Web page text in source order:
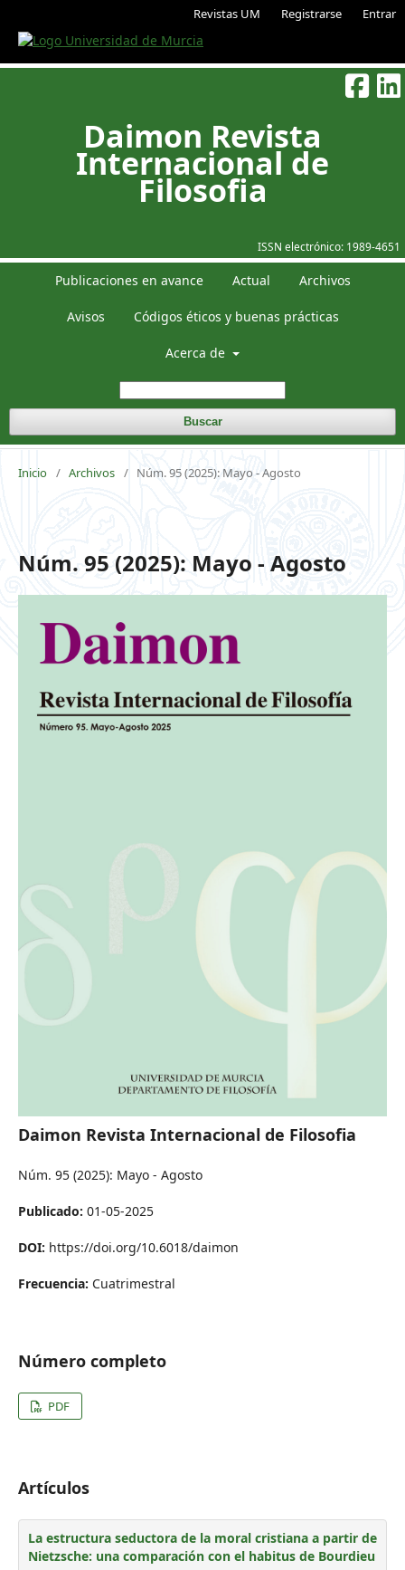
Revistas UM Registrarse Entrar
ISSN electrónico: 1989-4651
Daimon Revista
Internacional de
Filosofia
Publicaciones en avance Actual Archivos
Avisos Códigos éticos y buenas prácticas
Acerca de
Buscar
Inicio / Archivos / Núm. 95 (2025): Mayo - Agosto
Núm. 95 (2025): Mayo - Agosto
Daimon Revista Internacional de Filosofia
Núm. 95 (2025): Mayo - Agosto
Publicado: 01-05-2025
DOI: https://doi.org/10.6018/daimon
Frecuencia: Cuatrimestral
Número completo
PDF
Artículos
La estructura seductora de la moral cristiana a partir de
Nietzsche: una comparación con el habitus de Bourdieu